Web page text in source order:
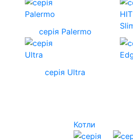
серія Palermo
серія Ultra
Котли